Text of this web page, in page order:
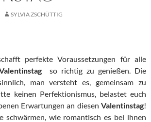
SYLVIA ZSCHÜTTIG
perfekte Voraussetzungen für alle
so richtig zu genießen. Die
man versteht es, gemeinsam zu
keinen Perfektionismus, belastet euch
Erwartungen an diesen Valentinstag!
schwärmen, wie romantisch es bei ihnen